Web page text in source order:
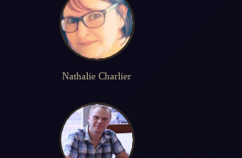
Nathalie Charlier